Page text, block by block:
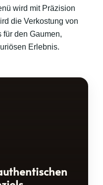
wird mit Präzision
die Verkostung von
für den Gaumen,
Erlebnis.